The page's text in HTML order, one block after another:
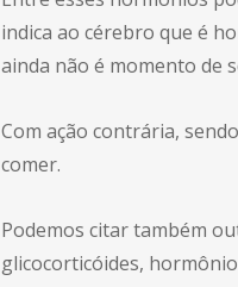
indica ao cérebro que é
ainda não é momento de
Com ação contrária,
comer.
Podemos citar também
glicocorticóides,